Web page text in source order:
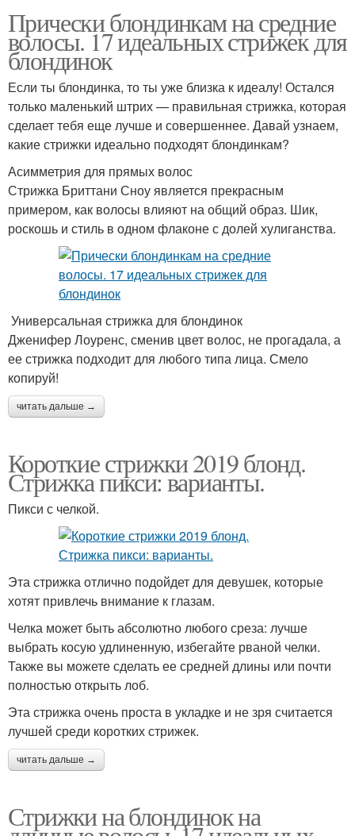
Прически блондинкам на средние
волосы. 17 идеальных стрижек для
блондинок
Если ты блондинка, то ты уже близка к идеалу! Остался
только маленький штрих — правильная стрижка, которая
сделает тебя еще лучше и совершеннее. Давай узнаем,
какие стрижки идеально подходят блондинкам?
Асимметрия для прямых волос
Стрижка Бриттани Сноу является прекрасным
примером, как волосы влияют на общий образ. Шик,
роскошь и стиль в одном флаконе с долей хулиганства.
Универсальная стрижка для блондинок
Дженифер Лоуренс, сменив цвет волос, не прогадала, а
ее стрижка подходит для любого типа лица. Смело
копируй!
читать дальше →
Короткие стрижки 2019 блонд.
Стрижка пикси: варианты.
Пикси с челкой.
Эта стрижка отлично подойдет для девушек, которые
хотят привлечь внимание к глазам.
Челка может быть абсолютно любого среза: лучше
выбрать косую удлиненную, избегайте рваной челки.
Также вы можете сделать ее средней длины или почти
полностью открыть лоб.
Эта стрижка очень проста в укладке и не зря считается
лучшей среди коротких стрижек.
читать дальше →
Стрижки на блондинок на